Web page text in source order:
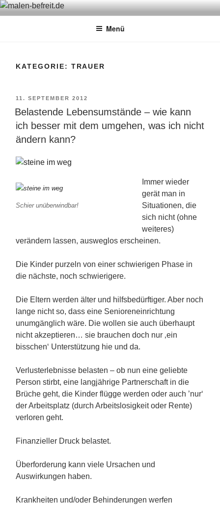
Zum
InhaltMALEN-BEFREIT.DE
Menü
KATEGORIE: TRAUER
VERÖFFENTLICHT
AM
11. SEPTEMBER 2012
Belastende Lebensumstände – wie kann
ich besser mit dem umgehen, was ich nicht
ändern kann?
Schier unüberwindbar!
Immer wieder
gerät man in
Situationen, die
sich nicht (ohne
weiteres)
verändern lassen, ausweglos erscheinen.
Die Kinder purzeln von einer schwierigen Phase in
die nächste, noch schwierigere.
Die Eltern werden älter und hilfsbedürftiger. Aber noch
lange nicht so, dass eine Senioreneinrichtung
unumgänglich wäre. Die wollen sie auch überhaupt
nicht akzeptieren… sie brauchen doch nur ‚ein
bisschen‘ Unterstützung hie und da.
Verlusterlebnisse belasten – ob nun eine geliebte
Person stirbt, eine langjährige Partnerschaft in die
Brüche geht, die Kinder flügge werden oder auch ’nur‘
der Arbeitsplatz (durch Arbeitslosigkeit oder Rente)
verloren geht.
Finanzieller Druck belastet.
Überforderung kann viele Ursachen und
Auswirkungen haben.
Krankheiten und/oder Behinderungen werfen